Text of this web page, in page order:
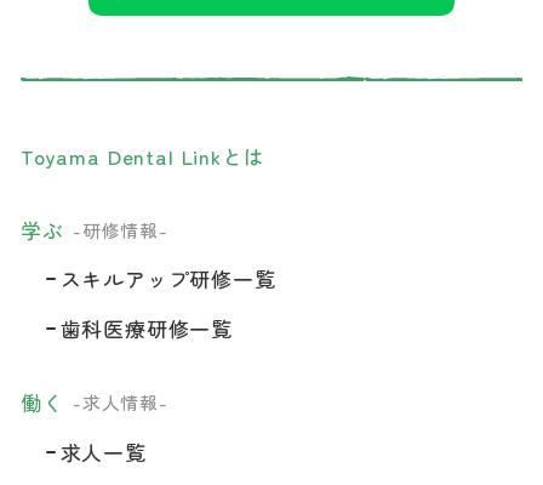
Toyama Dental Linkとは
学ぶ -研修情報-
スキルアップ研修一覧
歯科医療研修一覧
働く -求人情報-
求人一覧